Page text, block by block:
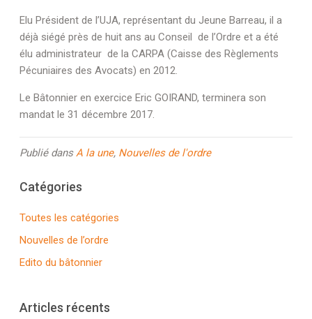
Elu Président de l’UJA, représentant du Jeune Barreau, il a
déjà siégé près de huit ans au Conseil de l’Ordre et a été
élu administrateur de la CARPA (Caisse des Règlements
Pécuniaires des Avocats) en 2012.
Le Bâtonnier en exercice Eric GOIRAND, terminera son
mandat le 31 décembre 2017.
Publié dansA la une, Nouvelles de l'ordre
Catégories
Toutes les catégories
Nouvelles de l’ordre
Edito du bâtonnier
Articles récents